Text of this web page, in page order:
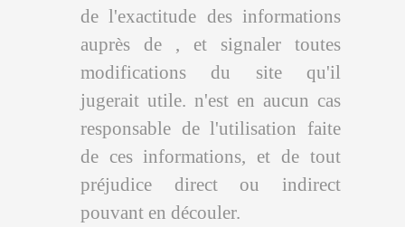
de l'exactitude des informations
auprès de , et signaler toutes
modifications du site qu'il
jugerait utile. n'est en aucun cas
responsable de l'utilisation faite
de ces informations, et de tout
préjudice direct ou indirect
pouvant en découler.